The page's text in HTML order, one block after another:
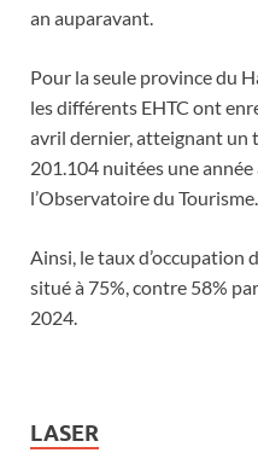
an auparavant.
Pour la seule province du
les différents EHTC ont
avril dernier, atteignant un
201.104 nuitées une
l’Observatoire du Tourisme.
Ainsi, le taux d’occupation
situé à 75%, contre 58%
2024.
LASER